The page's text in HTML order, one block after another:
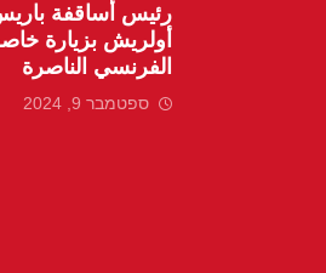
رئيس أساقفة
أولريش بزيارة
الفرنسي الناصرة
ספטמבר 9, 2024